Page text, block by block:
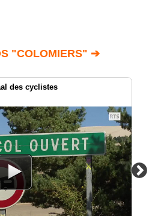
"COLOMIERS" ➔
des cyclistes